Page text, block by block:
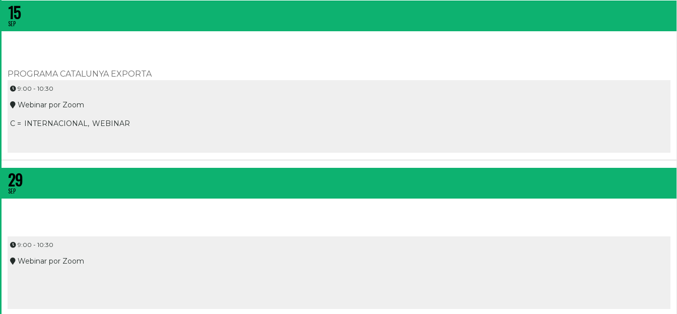
15
SEP
LINKEDIN PER CAPTAR CLIENTS INTERNACIONALS
PROGRAMA CATALUNYA EXPORTA
9:00 - 10:30
Webinar por Zoom
C = INTERNACIONAL, WEBINAR
29
SEP
COM GENERAR CLIENTS INTERNACIONALS AMB LA WEB
9:00 - 10:30
Webinar por Zoom